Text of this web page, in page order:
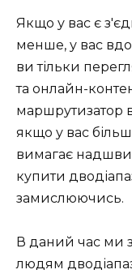
Якщо у вас є
менше, у вас
ви тільки
та онлайн-
маршрутизатор
якщо у вас
вимагає
купити
замислюючись.
В даний час ми
людям